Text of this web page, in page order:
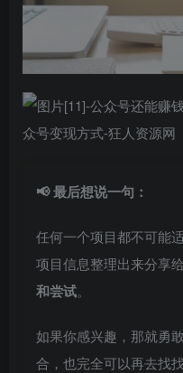
📢 最后想说一句：
任何一个项目都不可能
项目信息整理出来分享
和尝试。
如果你感兴趣，那就勇
合，也完全可以再去找找